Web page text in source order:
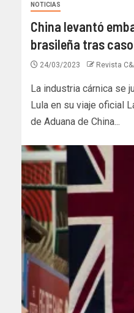
NOTICIAS
China levantó
brasileña tras
24/03/2023 Revista
La industria cárnica se
Lula en su viaje oficial
de Aduana de China...